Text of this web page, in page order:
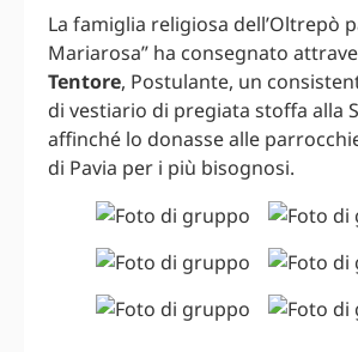
La famiglia religiosa dell’Oltrepò
Mariarosa” ha consegnato
Tentore, Postulante, un
di vestiario di pregiata stoffa alla
affinché lo donasse alle
di Pavia per i più bisognosi.